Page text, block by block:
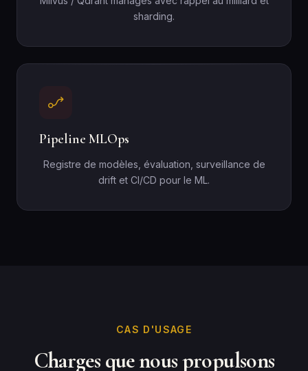
sharding.
Pipeline MLOps
Registre de modèles, évaluation, surveillance de
drift et CI/CD pour le ML.
CAS D'USAGE
Charges que nous propulsons